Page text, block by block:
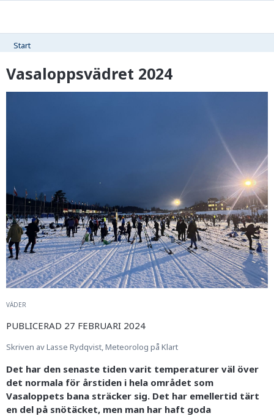
Start
Vasaloppsvädret 2024
VÄDER
PUBLICERAD 27 FEBRUARI 2024
Skriven av Lasse Rydqvist, Meteorolog på Klart
Det har den senaste tiden varit temperaturer väl över
det normala för årstiden i hela området som
Vasaloppets bana sträcker sig. Det har emellertid tärt
en del på snötäcket, men man har haft goda